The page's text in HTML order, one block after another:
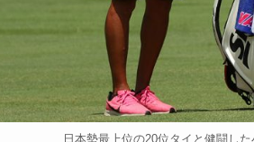
日本勢最上位の20位タイと健闘し